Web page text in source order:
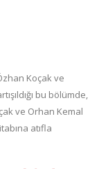
Koçak ve
bu bölümde,
ve Orhan Kemal
atıfla